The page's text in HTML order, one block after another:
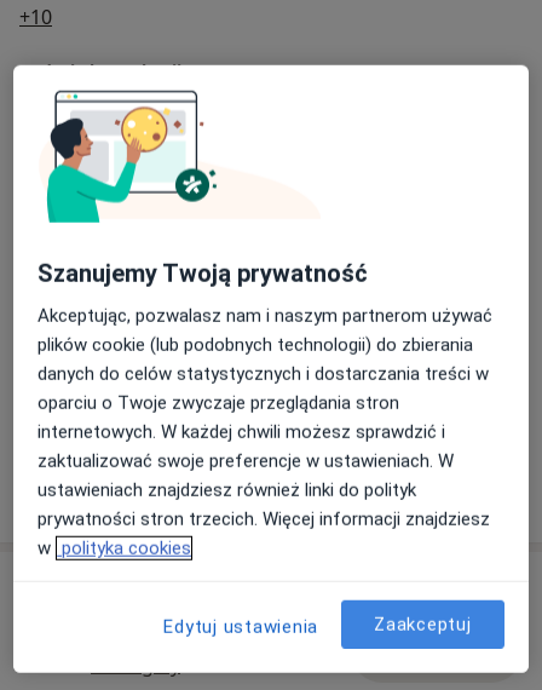
+10a11y_sr_more_diseases
Rodzaje konsultacji
StacjonarneZobacz lokalizacje (2)
Konsultacje online
Zdjęcia i filmy
Zobacz galerię (1)
Pokaż więcejo doświadczeniu
Konsultacja psychologiczna
Umów wizytę
Szanujemy Twoją prywatność
Akceptując, pozwalasz nam i naszym partnerom używać
plików cookie (lub podobnych technologii) do zbierania
danych do celów statystycznych i dostarczania treści w
oparciu o Twoje zwyczaje przeglądania stron
internetowych. W każdej chwili możesz sprawdzić i
zaktualizować swoje preferencje w ustawieniach. W
ustawieniach znajdziesz również linki do polityk
prywatności stron trzecich. Więcej informacji znajdziesz
w polityka cookies
Edytuj ustawienia Zaakceptuj